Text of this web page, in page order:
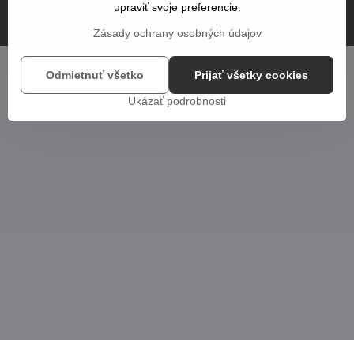
Predvoľby súkromiaZásady ochrany osobných údajov
upraviť svoje preferencie.
Zásady ochrany osobných údajov
Ukázať podrobnosti
Prijať všetky cookies
Odmietnuť všetko